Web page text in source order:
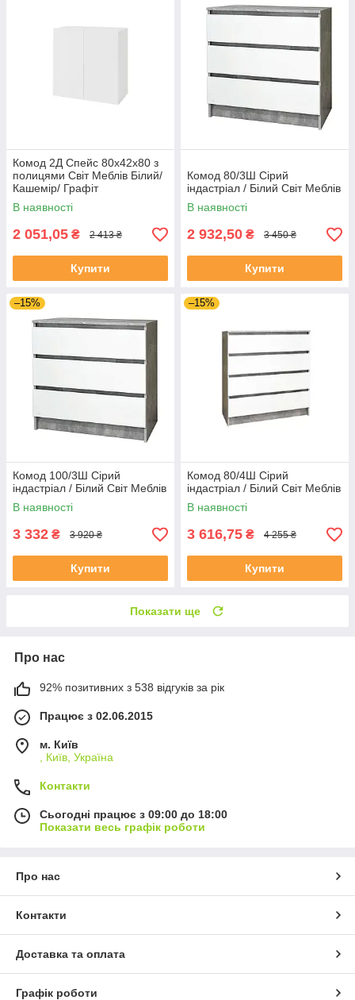
Комод 2Д Спейс 80х42х80 з
полицями Світ Меблів Білий/
Кашемір/ Графіт
В наявності
2 051,05 ₴ 2 413 ₴
Купити
Комод 80/3Ш Сірий
індастріал / Білий Світ Меблів
В наявності
2 932,50 ₴ 3 450 ₴
Купити
–15%
Комод 100/3Ш Сірий
індастріал / Білий Світ Меблів
В наявності
3 332 ₴ 3 920 ₴
Купити
–15%
Комод 80/4Ш Сірий
індастріал / Білий Світ Меблів
В наявності
3 616,75 ₴ 4 255 ₴
Купити
Показати ще
Про нас
92% позитивних з 538 відгуків за рік
Працює з 02.06.2015
м. Київ
, Київ, Україна
Контакти
Сьогодні працює з 09:00 до 18:00
Показати весь графік роботи
Про нас
Контакти
Доставка та оплата
Графік роботи